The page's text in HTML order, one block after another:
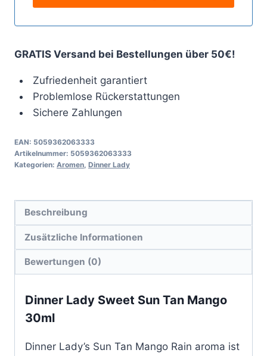
GRATIS Versand bei Bestellungen über 50€!
Zufriedenheit garantiert
Problemlose Rückerstattungen
Sichere Zahlungen
EAN: 5059362063333
Artikelnummer: 5059362063333
Kategorien: Aromen Dinner Lady
Beschreibung
Zusätzliche Informationen
Bewertungen (0)
Dinner Lady Sweet Sun Tan Mango
30ml
Dinner Lady’s Sun Tan Mango Rain aroma ist